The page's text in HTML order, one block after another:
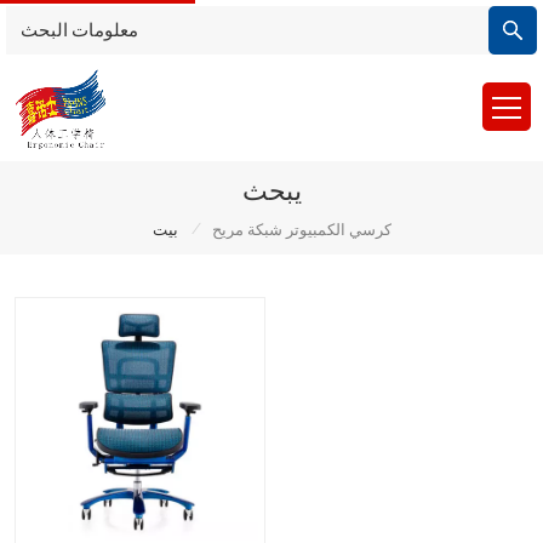
يبحث
بيت / كرسي الكمبيوتر شبكة مريح